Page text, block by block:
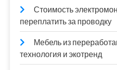
Стоимость
переплатить за проводку
Мебель из
технология и экотренд